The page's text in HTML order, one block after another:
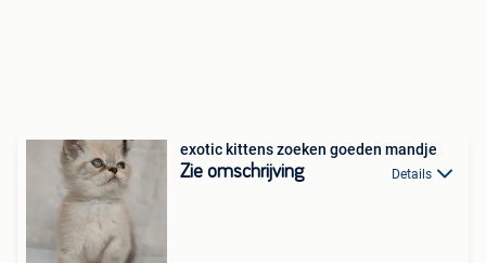
exotic kittens zoeken goeden mandje
Zie omschrijving Details